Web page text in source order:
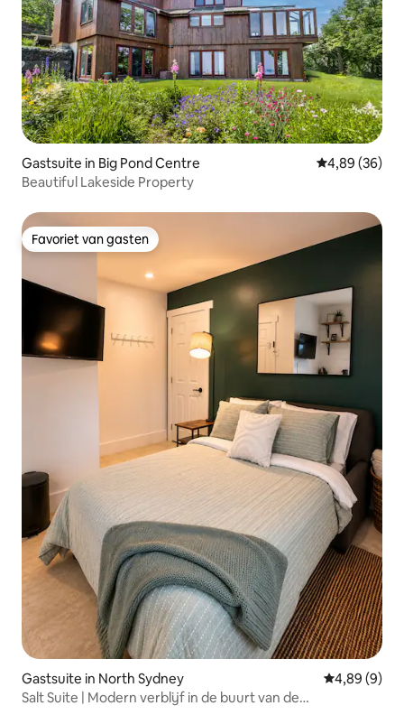
Gastsuite in Big Pond Centre Gemiddelde
4,89 (36)
Beautiful Lakeside Property
Favoriet van gasten
Favoriet van gasten
Gastsuite in North Sydney Gemiddelde
4,89 (9)
Salt Suite | Modern verblijf in de buurt van de